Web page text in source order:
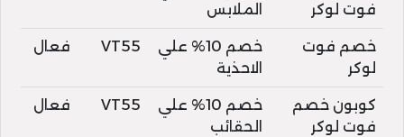
فوت لوكر
الملابس
خصم فوت
لوكر
خصم 10% علي
الاحذية
VT55 فعال
كوبون خصم
فوت لوكر
خصم 10% علي
الحقائب
VT55 فعال